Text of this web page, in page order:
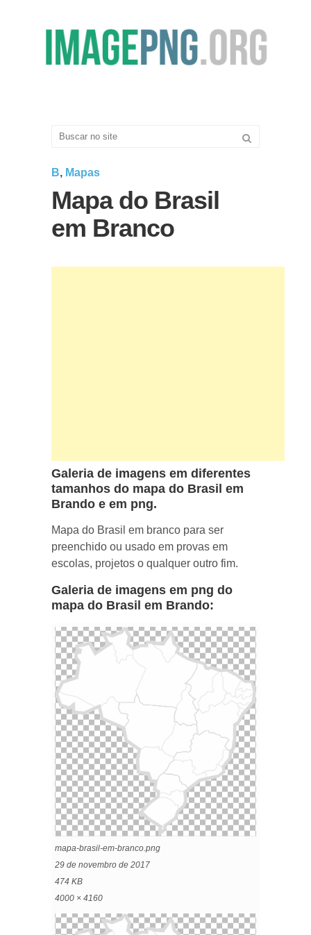
B, Mapas
Mapa do Brasil
em Branco
Galeria de imagens em diferentes
tamanhos do mapa do Brasil em
Brando e em png.
Mapa do Brasil em branco para ser
preenchido ou usado em provas em
escolas, projetos o qualquer outro fim.
Galeria de imagens em png do
mapa do Brasil em Brando:
mapa-brasil-em-branco.png
29 de novembro de 2017
474 KB
4000 × 4160